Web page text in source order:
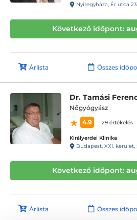
Nyíregyháza, Ér utca 23.
Következő időpont:
Árlista Összes
Dr. Tamási
Nőgyógyász
4.9
29 értékelés
Királyerdei Klinika
Budapest, XXI. kerület,
Következő időpont:
Árlista Összes